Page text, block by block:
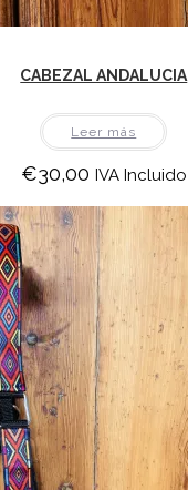
CABEZAL ANDALUCIA
Leer más
€30,00 IVA Incluido